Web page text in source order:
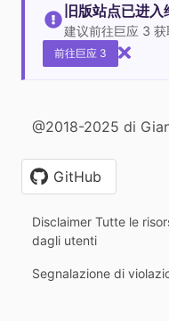
旧版站点已进入
建议前往巨应 3 获
前往巨应 3
@2018-2025 di
GitHub
Disclaimer Tutte le
dagli utenti
Segnalazione di